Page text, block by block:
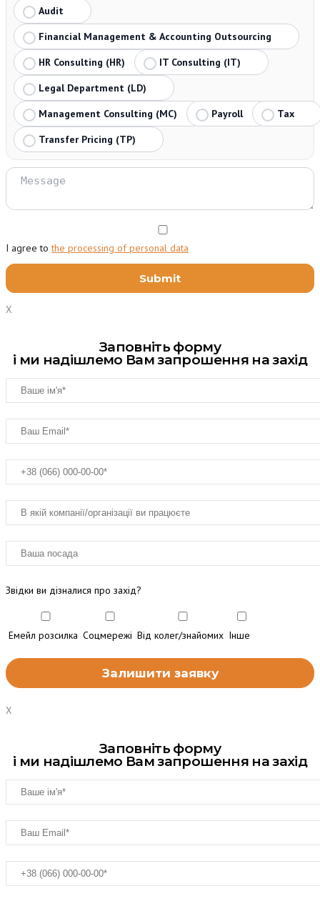
Audit
Financial Management & Accounting Outsourcing
HR Consulting (HR)
IT Consulting (IT)
Legal Department (LD)
Management Consulting (MC)
Payroll
Tax
Transfer Pricing (TP)
I agree tothe processing of personal data
X
Заповніть форму
і ми надішлемо Вам запрошення на захід
Звідки ви дізналися про захід?
Емейл розсилка Соцмережі Від колег/знайомих Інше
X
Заповніть форму
і ми надішлемо Вам запрошення на захід